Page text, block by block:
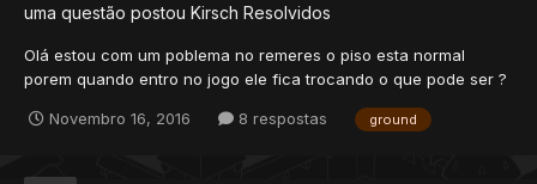
uma questão postou Kirsch Resolvidos
Olá estou com um poblema no remeres o piso esta normal
porem quando entro no jogo ele fica trocando o que pode ser ?
continua trocando a ground
Novembro 16, 2016 8 respostas ground